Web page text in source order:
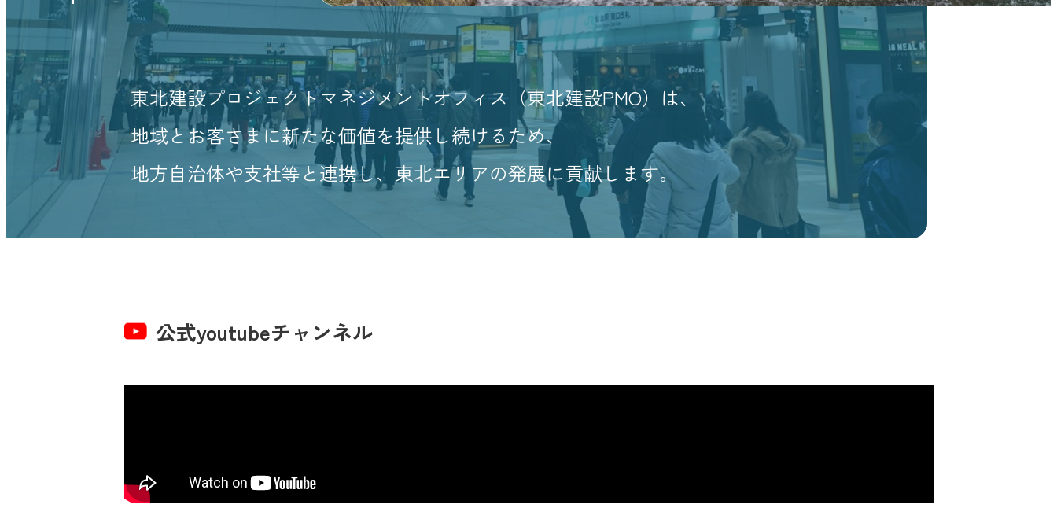
東北建設プロジェクトマネジメントオフィス（東北建設PMO）は、
地域とお客さまに新たな価値を提供し続けるため、
地方自治体や支社等と連携し、東北エリアの発展に貢献します。
公式youtubeチャンネル